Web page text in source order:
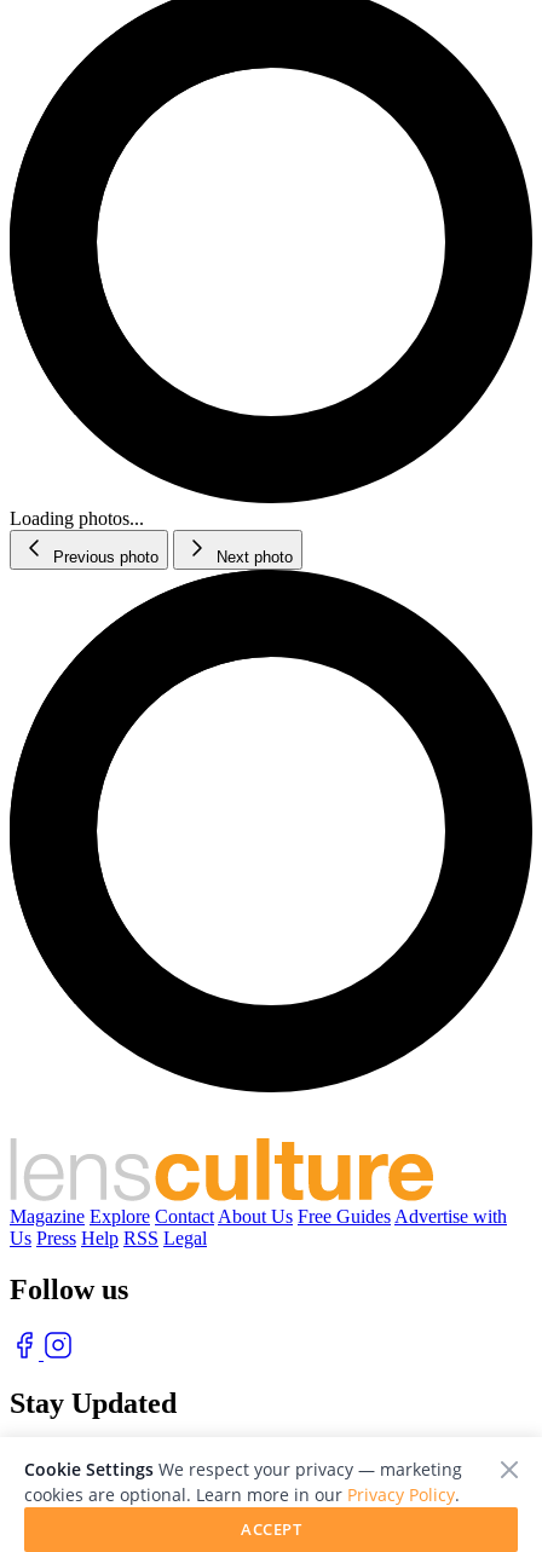
Loading photos...
Previous photo Next photo
Magazine Explore Contact About Us Free Guides Advertise with
Us Press Help RSS Legal
Follow us
Stay Updated
Cookie Settings We respect your privacy — marketing
cookies are optional. Learn more in our Privacy Policy.
ACCEPT